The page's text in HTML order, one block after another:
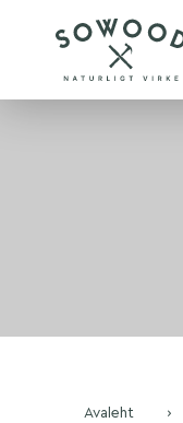
Avaleht ›